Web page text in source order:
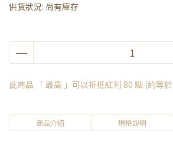
供貨狀況: 尚有庫存
此商品 「 最高 」可以折抵紅利 80 點 (約等於
商品介紹 規格說明